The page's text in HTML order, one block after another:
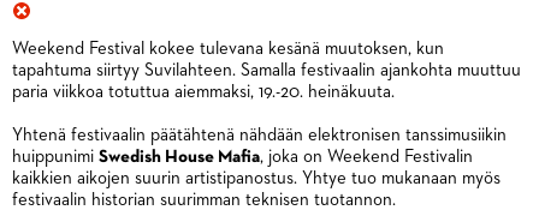
Weekend Festival kokee tulevana kesänä muutoksen, kun
tapahtuma siirtyy Suvilahteen. Samalla festivaalin ajankohta muuttuu
paria viikkoa totuttua aiemmaksi, 19.-20. heinäkuuta.
Yhtenä festivaalin päätähtenä nähdään elektronisen tanssimusiikin
huippunimi Swedish House Mafia, joka on Weekend Festivalin
kaikkien aikojen suurin artistipanostus. Yhtye tuo mukanaan myös
festivaalin historian suurimman teknisen tuotannon.